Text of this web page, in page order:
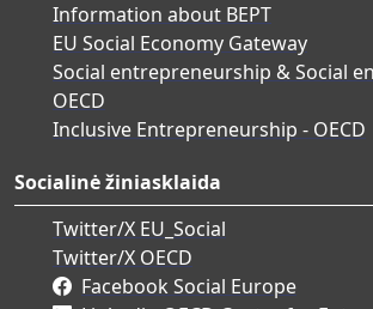
Information about BEPT
EU Social Economy Gateway
Social entrepreneurship & Social
OECD
Inclusive Entrepreneurship - OECD
Socialinė žiniasklaida
Twitter/X EU_Social
Twitter/X OECD
Facebook Social Europe